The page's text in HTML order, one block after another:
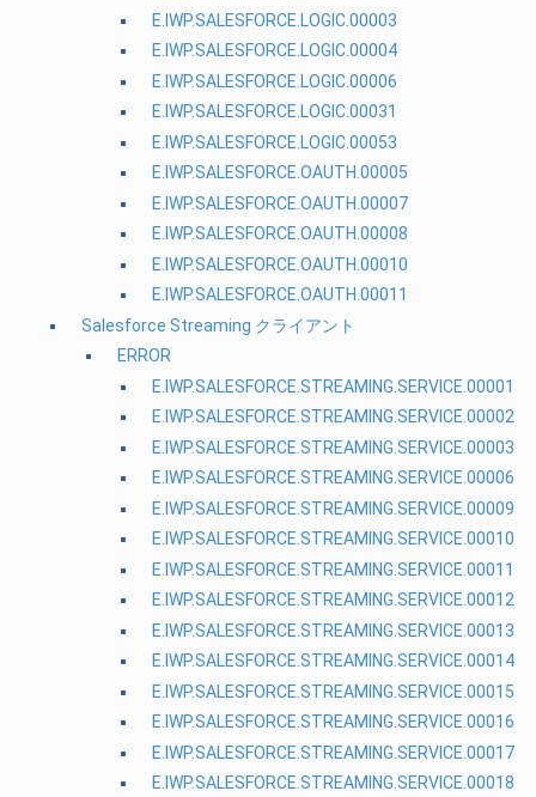
E.IWP.SALESFORCE.LOGIC.00003
E.IWP.SALESFORCE.LOGIC.00004
E.IWP.SALESFORCE.LOGIC.00006
E.IWP.SALESFORCE.LOGIC.00031
E.IWP.SALESFORCE.LOGIC.00053
E.IWP.SALESFORCE.OAUTH.00005
E.IWP.SALESFORCE.OAUTH.00007
E.IWP.SALESFORCE.OAUTH.00008
E.IWP.SALESFORCE.OAUTH.00010
E.IWP.SALESFORCE.OAUTH.00011
Salesforce Streaming クライアント
ERROR
E.IWP.SALESFORCE.STREAMING.SERVICE.00001
E.IWP.SALESFORCE.STREAMING.SERVICE.00002
E.IWP.SALESFORCE.STREAMING.SERVICE.00003
E.IWP.SALESFORCE.STREAMING.SERVICE.00006
E.IWP.SALESFORCE.STREAMING.SERVICE.00009
E.IWP.SALESFORCE.STREAMING.SERVICE.00010
E.IWP.SALESFORCE.STREAMING.SERVICE.00011
E.IWP.SALESFORCE.STREAMING.SERVICE.00012
E.IWP.SALESFORCE.STREAMING.SERVICE.00013
E.IWP.SALESFORCE.STREAMING.SERVICE.00014
E.IWP.SALESFORCE.STREAMING.SERVICE.00015
E.IWP.SALESFORCE.STREAMING.SERVICE.00016
E.IWP.SALESFORCE.STREAMING.SERVICE.00017
E.IWP.SALESFORCE.STREAMING.SERVICE.00018